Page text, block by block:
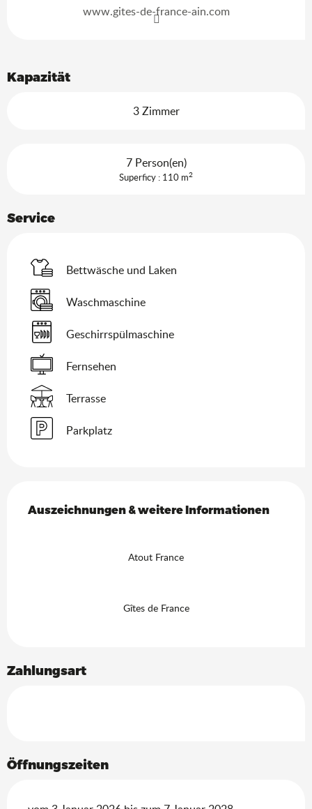
www.gites-de-france-ain.com
Kapazität
3 Zimmer
7 Person(en)
Superficy : 110 m2
Service
Bettwäsche und Laken
Waschmaschine
Geschirrspülmaschine
Fernsehen
Terrasse
Parkplatz
Auszeichnungen & weitere Informationen
Auszeichnungen & weitere Informationen
Atout France
Gîtes de France
Zahlungsart
Öffnungszeiten